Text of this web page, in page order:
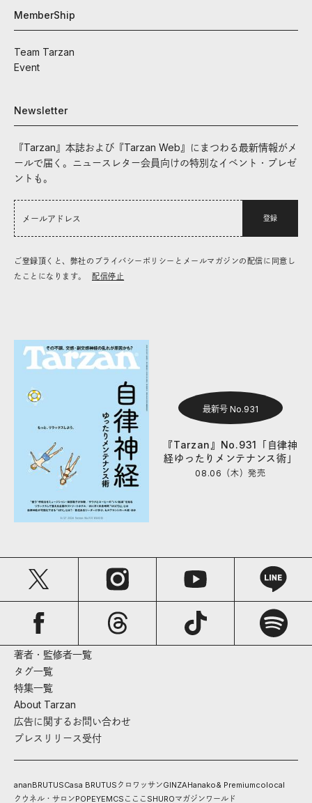
MemberShip
Team Tarzan
Event
Newsletter
『Tarzan』本誌および『Tarzan Web』にまつわる最新情報がメ
ールで届く。ニュースレター会員向けの特別なイベント・プレゼ
ントも。
登録
ご登録頂くと、弊社のプライバシーポリシーとメールマガジンの配信に同意し
たことになります。
配信停止
最新号 No.931
『Tarzan』No.931「自律神
経ゆったりメンテナンス術」
08.06（木）発売
著者・監修者一覧
タグ一覧
特集一覧
About Tarzan
広告に関するお問い合わせ
プレスリリース受付
ananBRUTUSCasa BRUTUS クロワッサンGINZAHanako& Premiumcolocal
クウネル・サロンPOPEYEMCS こここ SHUROマガジンワールド